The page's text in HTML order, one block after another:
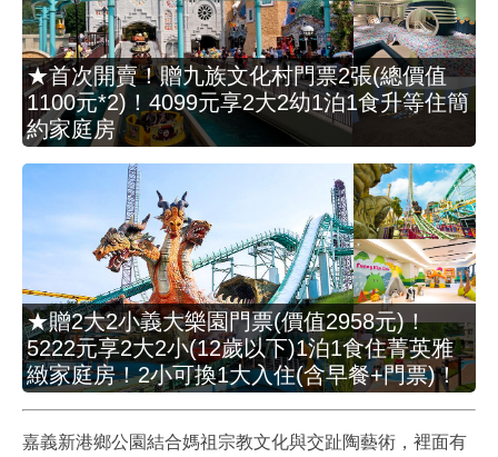
★首次開賣！贈九族文化村門票2張(總價值
1100元*2)！4099元享2大2幼1泊1食升等住簡
約家庭房
★贈2大2小義大樂園門票(價值2958元)！
5222元享2大2小(12歲以下)1泊1食住菁英雅
緻家庭房！2小可換1大入住(含早餐+門票)！
嘉義新港鄉公園結合媽祖宗教文化與交趾陶藝術，裡面有